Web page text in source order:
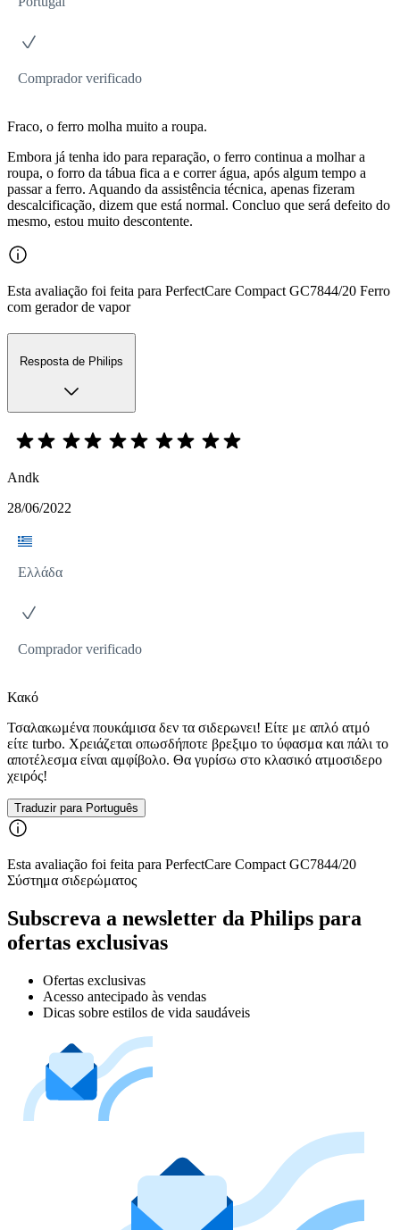
Comprador verificado
Fraco, o ferro molha muito a roupa.
Embora já tenha ido para reparação, o ferro continua a molhar a
roupa, o forro da tábua fica a e correr água, após algum tempo a
passar a ferro. Aquando da assistência técnica, apenas fizeram
descalcificação, dizem que está normal. Concluo que será defeito do
mesmo, estou muito descontente.
Esta avaliação foi feita para PerfectCare Compact GC7844/20 Ferro
com gerador de vapor
Resposta de Philips
Andk
28/06/2022
Ελλάδα
Comprador verificado
Κακό
Τσαλακωμένα πουκάμισα δεν τα σιδερωνει! Είτε με απλό ατμό
είτε turbo. Χρειάζεται οπωσδήποτε βρεξιμο το ύφασμα και πάλι το
αποτέλεσμα είναι αμφίβολο. Θα γυρίσω στο κλασικό ατμοσιδερο
χειρός!
Traduzir para Português
Esta avaliação foi feita para PerfectCare Compact GC7844/20
Σύστημα σιδερώματος
Subscreva a newsletter da Philips para
ofertas exclusivas
Ofertas exclusivas
Acesso antecipado às vendas
Dicas sobre estilos de vida saudáveis